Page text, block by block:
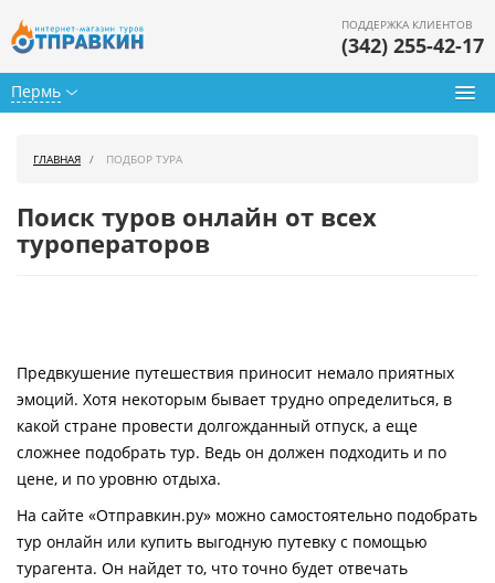
Пермь
ПОДДЕРЖКА КЛИЕНТОВ
(342) 255-42-17
Горящие туры
Страны
Как купить
Контакты
ГЛАВНАЯ ПОДБОР ТУРА
Поиск туров онлайн от всех
туроператоров
Предвкушение путешествия приносит немало приятных
эмоций. Хотя некоторым бывает трудно определиться, в
какой стране провести долгожданный отпуск, а еще
сложнее подобрать тур. Ведь он должен подходить и по
цене, и по уровню отдыха.
На сайте «Отправкин.ру» можно самостоятельно подобрать
тур онлайн или купить выгодную путевку с помощью
турагента. Он найдет то, что точно будет отвечать